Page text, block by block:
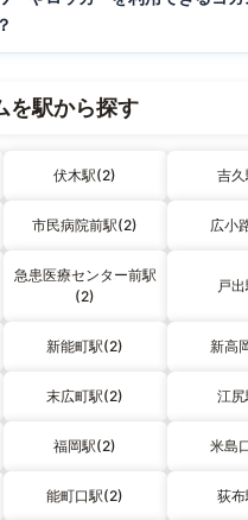
を駅から探す
伏木駅(2) 吉
市民病院前駅(2) 広小
急患医療センター前駅
(2)
戸
新能町駅(2) 新高
末広町駅(2) 江
福岡駅(2) 米島
能町口駅(2) 荻